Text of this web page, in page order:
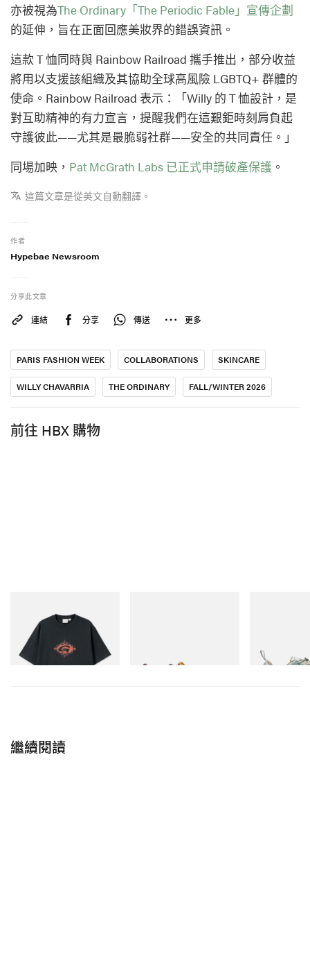
亦被視為The Ordinary「The Periodic Fable」宣傳企劃
的延伸，旨在正面回應美妝界的錯誤資訊。
這款 T 恤同時與 Rainbow Railroad 攜手推出，部分收益
將用以支援該組織及其協助全球高風險 LGBTQ+ 群體的
使命。Rainbow Railroad 表示：「Willy 的 T 恤設計，是
對互助精神的有力宣言，提醒我們在這艱鉅時刻肩負起
守護彼此——尤其是最脆弱社群——安全的共同責任。」
同場加映， Pat McGrath Labs 已正式申請破產保護 。
這篇文章是從英文自動翻譯。
作者
Hypebae Newsroom
分享此文章
連結 分享 傳送 更多
PARIS FASHION WEEK COLLABORATIONS SKINCARE
WILLY CHAVARRIA THE ORDINARY FALL/WINTER 2026
前往 HBX 購物
Flame Tee
立即購入
立即購入
繼續閱讀